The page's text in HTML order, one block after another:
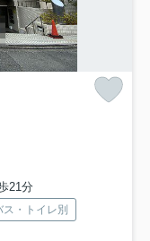
21分
ス・トイレ別